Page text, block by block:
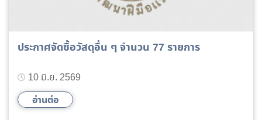
ประกาศจัดซื้อวัสดุอื่น ๆ จำนวน 77 รายการ
10 มิ.ย. 2569
อ่านต่อ